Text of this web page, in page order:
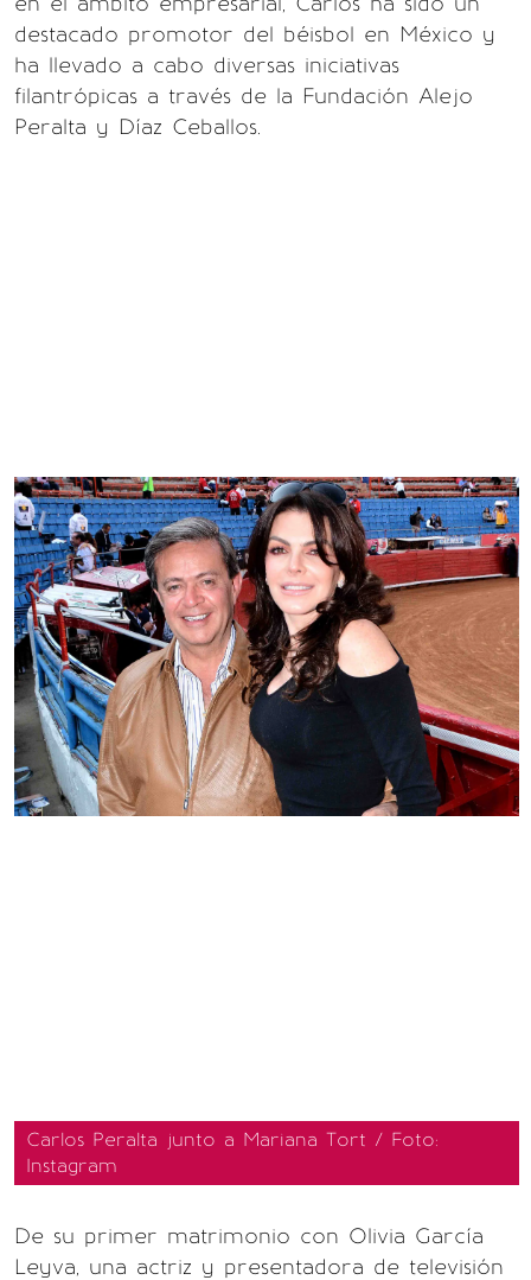
destacado promotor del béisbol en México y
ha llevado a cabo diversas iniciativas
filantrópicas a través de la Fundación Alejo
Peralta y Díaz Ceballos.
Carlos Peralta junto a Mariana Tort / Foto:
Instagram
De su primer matrimonio con Olivia García
Leyva, una actriz y presentadora de televisión